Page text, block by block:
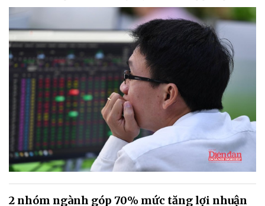
2 nhóm ngành góp 70% mức tăng lợi nhuận